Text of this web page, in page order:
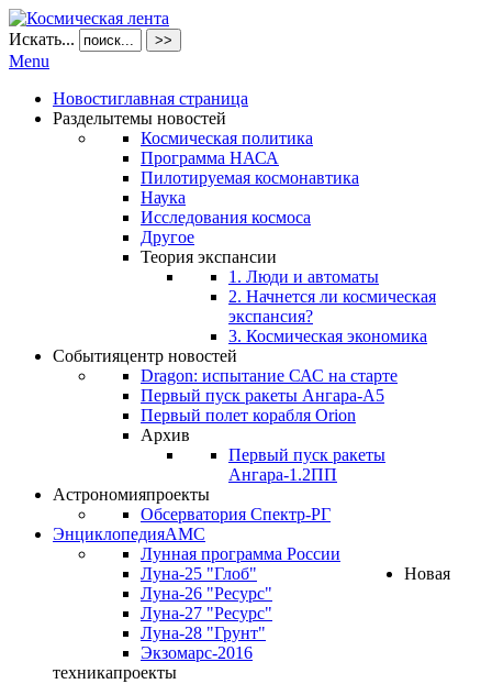
Искать... >>
Menu
Новостиглавная страница
Разделытемы новостей
Космическая политика
Программа НАСА
Пилотируемая космонавтика
Наука
Исследования космоса
Другое
Теория экспансии
1. Люди и автоматы
2. Начнется ли космическая
экспансия?
3. Космическая экономика
Событияцентр новостей
Dragon: испытание САС на старте
Первый пуск ракеты Ангара-А5
Первый полет корабля Orion
Архив
Первый пуск ракеты
Ангара-1.2ПП
Астрономияпроекты
Обсерватория Спектр-РГ
ЭнциклопедияАМС
Лунная программа России
Луна-25 "Глоб"
Луна-26 "Ресурс"
Луна-27 "Ресурс"
Луна-28 "Грунт"
Экзомарс-2016
Новая
техникапроекты